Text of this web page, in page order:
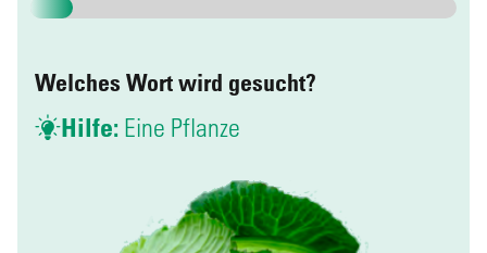
Welches Wort wird gesucht?
Hilfe: Eine Pflanze